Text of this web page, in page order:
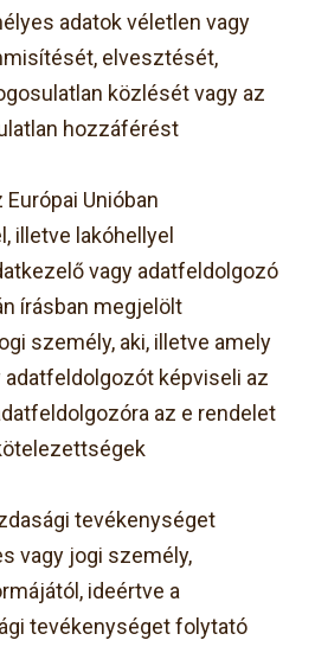
adatok véletlen vagy
elvesztését,
közlését vagy az
hozzáférést
Európai Unióban
illetve lakóhellyel
vagy adatfeldolgozó
írásban megjelölt
személy, aki, illetve amely
adatfeldolgozót képviseli az
az e rendelet
tevékenységet
vagy jogi személy,
ideértve a
tevékenységet folytató